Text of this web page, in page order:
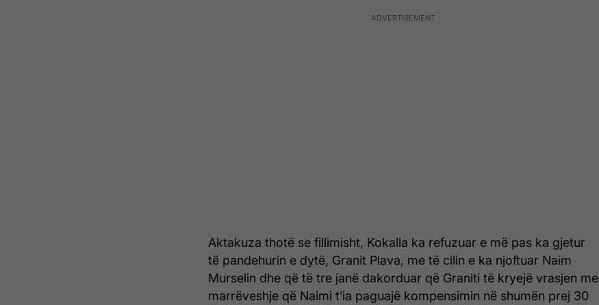
Aktakuza thotë se fillimisht, Kokalla ka refuzuar e më pas ka gjetur
të pandehurin e dytë, Granit Plava, me të cilin e ka njoftuar Naim
Murselin dhe që të tre janë dakorduar që Graniti të kryejë vrasjen me
marrëveshje që Naimi t’ia paguajë kompensimin në shumën prej 30